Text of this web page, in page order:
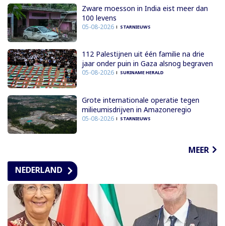
Zware moesson in India eist meer dan
100 levens
05-08-2026 STARNIEUWS
112 Palestijnen uit één familie na drie
jaar onder puin in Gaza alsnog begraven
05-08-2026 SURINAME HERALD
Grote internationale operatie tegen
milieumisdrijven in Amazoneregio
05-08-2026 STARNIEUWS
MEER
NEDERLAND